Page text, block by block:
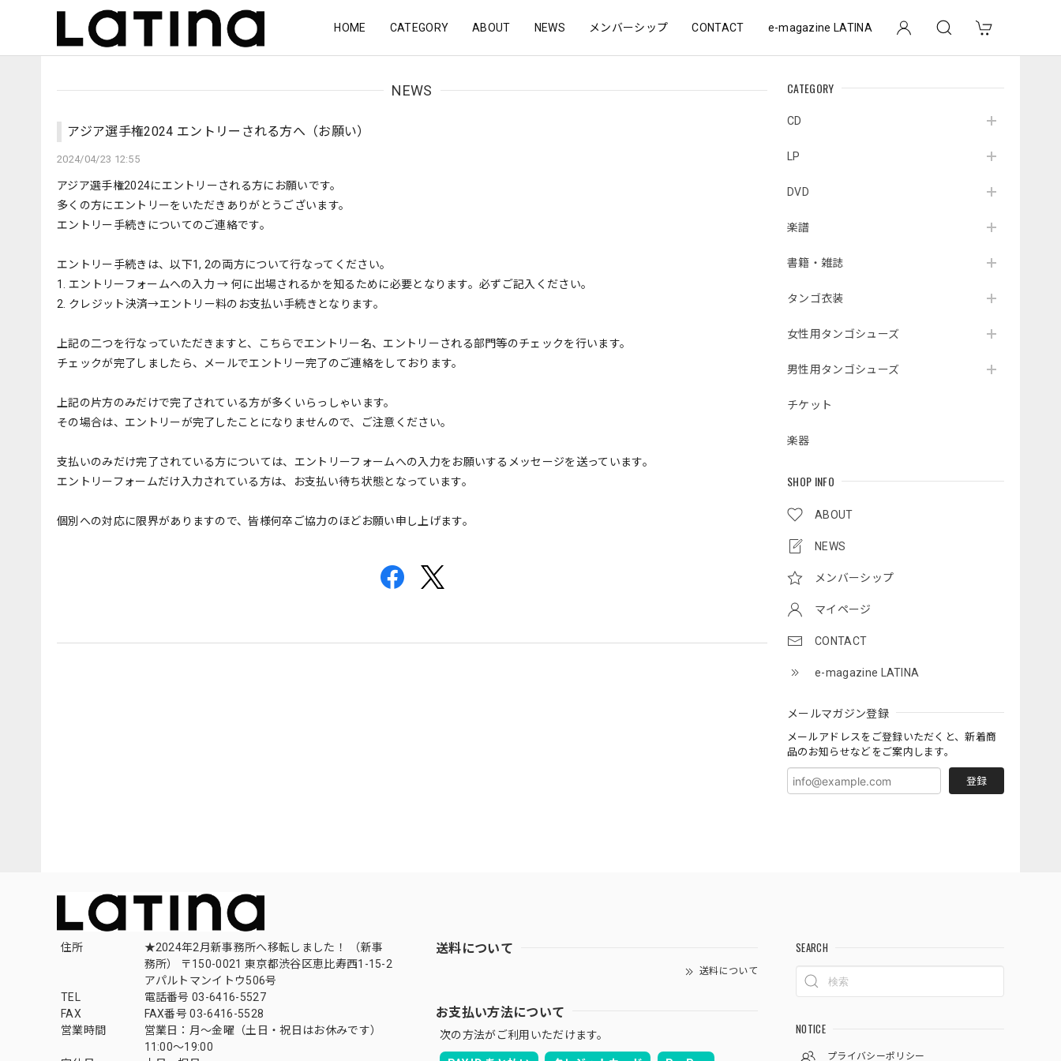
HOME CATEGORY ABOUT NEWS メンバーシップ CONTACT e-magazine LATINA
CATEGORY
CD
LP
DVD
楽譜
書籍・雑誌
タンゴ衣装
女性用タンゴシューズ
男性用タンゴシューズ
チケット
楽器
SHOP INFO
ABOUT
NEWS
メンバーシップ
マイページ
CONTACT
e-magazine LATINA
メールマガジン登録
メールアドレスをご登録いただくと、新着商
品のお知らせなどをご案内します。
登録
NEWS
アジア選手権2024 エントリーされる方へ（お願い）
2024/04/23 12:55
アジア選手権2024にエントリーされる方にお願いです。
多くの方にエントリーをいただきありがとうございます。
エントリー手続きについてのご連絡です。
エントリー手続きは、以下1, 2の両方について行なってください。
1. エントリーフォームへの入力 → 何に出場されるかを知るために必要となります。必ずご記入ください。
2. クレジット決済→エントリー料のお支払い手続きとなります。
上記の二つを行なっていただきますと、こちらでエントリー名、エントリーされる部門等のチェックを行います。
チェックが完了しましたら、メールでエントリー完了のご連絡をしております。
上記の片方のみだけで完了されている方が多くいらっしゃいます。
その場合は、エントリーが完了したことになりませんので、ご注意ください。
支払いのみだけ完了されている方については、エントリーフォームへの入力をお願いするメッセージを送っています。
エントリーフォームだけ入力されている方は、お支払い待ち状態となっています。
個別への対応に限界がありますので、皆様何卒ご協力のほどお願い申し上げます。
住所
★2024年2月新事務所へ移転しました！ （新事
務所） 〒150-0021 東京都渋谷区恵比寿西1-15-2
アパルトマンイトウ506号
TEL
電話番号 03-6416-5527
FAX
FAX番号 03-6416-5528
営業時間
営業日：月〜金曜（土日・祝日はお休みです）
11:00〜19:00
送料について
送料について
お支払い方法について
次の方法がご利用いただけます。
SEARCH
NOTICE
プライバシーポリシー